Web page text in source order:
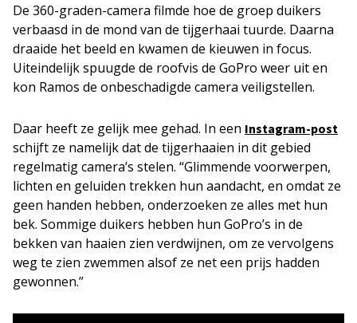
De 360-graden-camera filmde hoe de groep duikers
verbaasd in de mond van de tijgerhaai tuurde. Daarna
draaide het beeld en kwamen de kieuwen in focus.
Uiteindelijk spuugde de roofvis de GoPro weer uit en
kon Ramos de onbeschadigde camera veiligstellen.
Daar heeft ze gelijk mee gehad. In een Instagram-post
schijft ze namelijk dat de tijgerhaaien in dit gebied
regelmatig camera’s stelen. “Glimmende voorwerpen,
lichten en geluiden trekken hun aandacht, en omdat ze
geen handen hebben, onderzoeken ze alles met hun
bek. Sommige duikers hebben hun GoPro’s in de
bekken van haaien zien verdwijnen, om ze vervolgens
weg te zien zwemmen alsof ze net een prijs hadden
gewonnen.”